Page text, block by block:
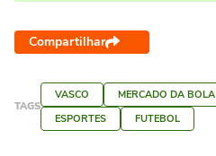
Compartilhar
TAGS
VASCO MERCADO DA BOLA
ESPORTES
FUTEBOL